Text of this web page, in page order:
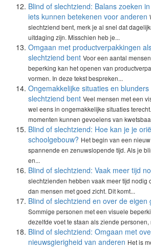
Blind of slechtziend: Balans zoeken
iets kunnen betekenen voor anderen
slechtziend bent, merk je al snel dat
uitdaging zijn. Misschien heb je...
Omgaan met productverpakkingen
slechtziend bent Voor een aantal
beperking kan het openen van
vormen. In deze tekst bespreken...
Ongemakkelijke situaties en
slechtziend bent Veel mensen met een
wel eens in ongemakkelijke situaties
momenten kunnen gevoelens van
Blind of slechtziend: Hoe kan je je
schoolgebouw? Het begin van een
spannende en zenuwslopende tijd. Als je
en...
Blind of slechtziend: Vaak meer tijd
slechtzienden hebben vaak meer tijd nodig
dan mensen met goed zicht. Dit komt...
Blind of slechtziend en over de eigen
Sommige personen met een visuele
dezelfde voet te staan als ziende personen,
Blind of slechtziend: Omgaan met
nieuwsgierigheid van anderen Het is